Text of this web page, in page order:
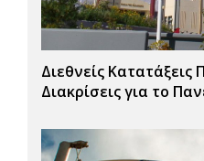
Διεθνείς
Διακρίσεις για το